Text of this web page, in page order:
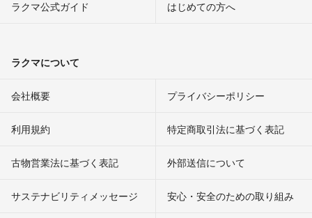
ラクマ公式ガイド はじめての方へ
ラクマについて
会社概要 プライバシーポリシー
利用規約 特定商取引法に基づく表記
古物営業法に基づく表記 外部送信について
サステナビリティメッセージ 安心・安全のための取り組み